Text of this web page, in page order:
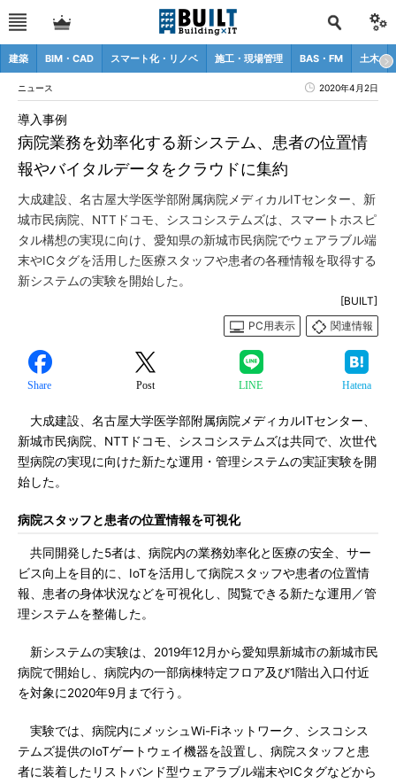
建築 BIM・CAD スマート化・リノベ 施工・現場管理 BAS・FM 土木
ニュース 2020年4月2日
病院業務を効率化する新システム、患者の位置情
報やバイタルデータをクラウドに集約
導入事例
大成建設、名古屋大学医学部附属病院メディカルITセンター、新
城市民病院、NTTドコモ、シスコシステムズは、スマートホスピ
タル構想の実現に向け、愛知県の新城市民病院でウェアラブル端
末やICタグを活用した医療スタッフや患者の各種情報を取得する
新システムの実験を開始した。
[BUILT]
PC用表示
関連情報
Share Post LINE Hatena
大成建設、名古屋大学医学部附属病院メディカルITセンター、
新城市民病院、NTTドコモ、シスコシステムズは共同で、次世代
型病院の実現に向けた新たな運用・管理システムの実証実験を開
始した。
病院スタッフと患者の位置情報を可視化
共同開発した5者は、病院内の業務効率化と医療の安全、サー
ビス向上を目的に、IoTを活用して病院スタッフや患者の位置情
報、患者の身体状況などを可視化し、閲覧できる新たな運用／管
理システムを整備した。
新システムの実験は、2019年12月から愛知県新城市の新城市民
病院で開始し、病院内の一部病棟特定フロア及び1階出入口付近
を対象に2020年9月まで行う。
実験では、病院内にメッシュWi-Fiネットワーク、シスコシス
テムズ提供のIoTゲートウェイ機器を設置し、病院スタッフと患
者に装着したリストバンド型ウェアラブル端末やICタグなどから